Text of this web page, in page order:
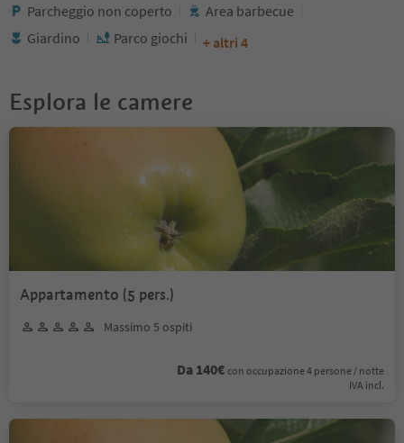
Parcheggio non coperto
Area barbecue
Giardino
Parco giochi + altri 4
Esplora le camere
Appartamento (5 pers.)
Massimo 5 ospiti
Da 140€ con occupazione 4 persone / notte
IVA incl.